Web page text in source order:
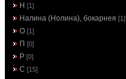
Н [1]
Налина (Нолина), бокарнея [1]
О [1]
П [0]
Р [0]
С [15]